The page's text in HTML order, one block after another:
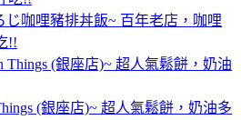
じ咖哩豬排丼飯~ 百年老店，咖哩
!!
(銀座店)~ 超人氣鬆餅，奶油多